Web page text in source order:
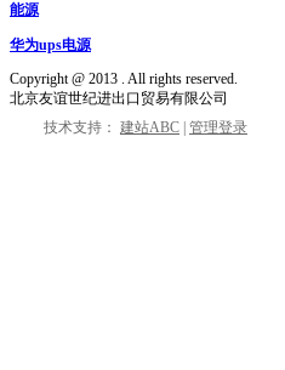
能源
华为ups电源
Copyright @ 2013 . All rights reserved.
北京友谊世纪进出口贸易有限公司
技术支持： 建站ABC 管理登录